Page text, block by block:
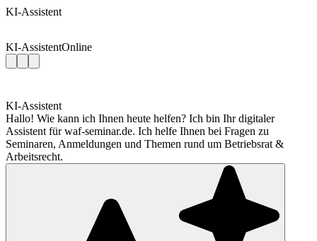
KI-Assistent
KI-AssistentOnline
KI-Assistent
Hallo! Wie kann ich Ihnen heute helfen? Ich bin Ihr digitaler
Assistent für waf-seminar.de. Ich helfe Ihnen bei Fragen zu
Seminaren, Anmeldungen und Themen rund um Betriebsrat &
Arbeitsrecht.